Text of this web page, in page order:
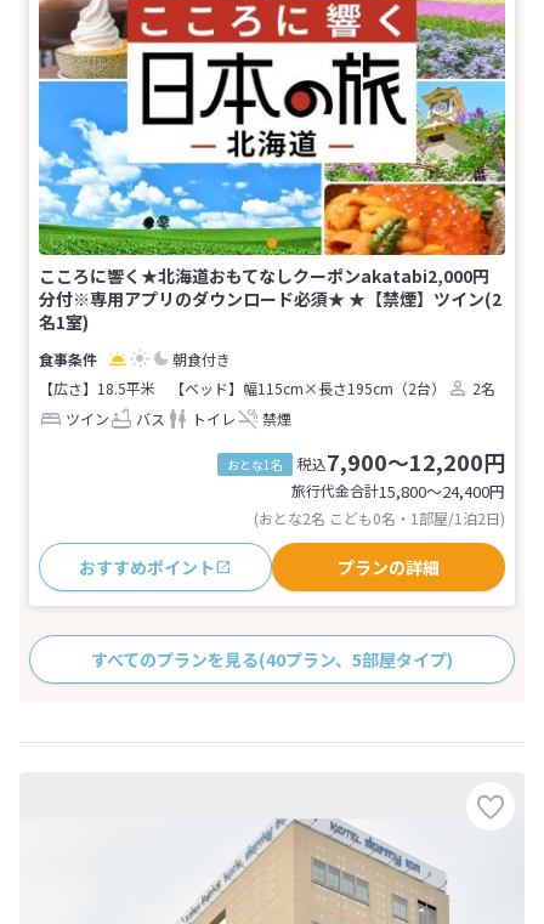
こころに響く★北海道おもてなしクーポンakatabi2,000円
分付※専用アプリのダウンロード必須★ ★【禁煙】ツイン(2
名1室)
朝食付き
【広さ】18.5平米
【ベッド】幅115cm×長さ195cm（2台）
2名
ツイン
バス トイレ 禁煙
おとな1名 税込7,900～12,200円
旅行代金合計15,800〜24,400円
(おとな2名 こども0名・1部屋/1泊2日)
おすすめポイント プランの詳細
すべてのプランを見る(40プラン、5部屋タイプ)